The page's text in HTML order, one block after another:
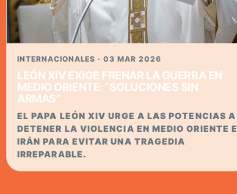
INTERNACIONALES · 03 MAR 2026
LEÓN XIV EXIGE FRENAR LA GUERRA EN
MEDIO ORIENTE: “SOLUCIONES SIN
ARMAS”
EL PAPA LEÓN XIV URGE A LAS POTENCIAS A
DETENER LA VIOLENCIA EN MEDIO ORIENTE E
IRÁN PARA EVITAR UNA TRAGEDIA
IRREPARABLE.